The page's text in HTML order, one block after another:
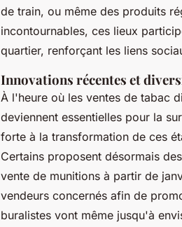
de train, ou même des produits
incontournables, ces lieux
quartier, renforçant les liens
Innovations récentes et
À l'heure où les ventes de tabac
deviennent essentielles pour la
forte à la transformation de ces
Certains proposent désormais
vente de munitions à partir de
vendeurs concernés afin de
buralistes vont même jusqu'à